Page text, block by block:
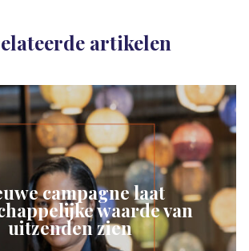
artikelen
campagne laat
waarde van
uitzenden zien